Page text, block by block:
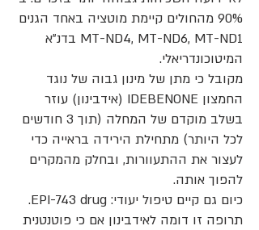
90% מהחולים קיימת מוטציה באחד הגנים
MT-ND4, MT-ND6, MT-ND1 בדנ"א
המיטוכונדריאלי.
מקובל כי מתן של מינון גבוה של נוגד
החמצון IDEBENONE (אידבינון) עוזר
בשלב מוקדם של המחלה (תוך 3 חודשים
לכל היותר) מתחילת הירידה בראייה כדי
לעצור את ההתעוורות, ובחלק מהמקרים
להפוך אותה.
כיום גם קיים טיפול יעודי: EPI-743 drug.
תרופה זו דומה לאידבינון אם כי פוטנטנית